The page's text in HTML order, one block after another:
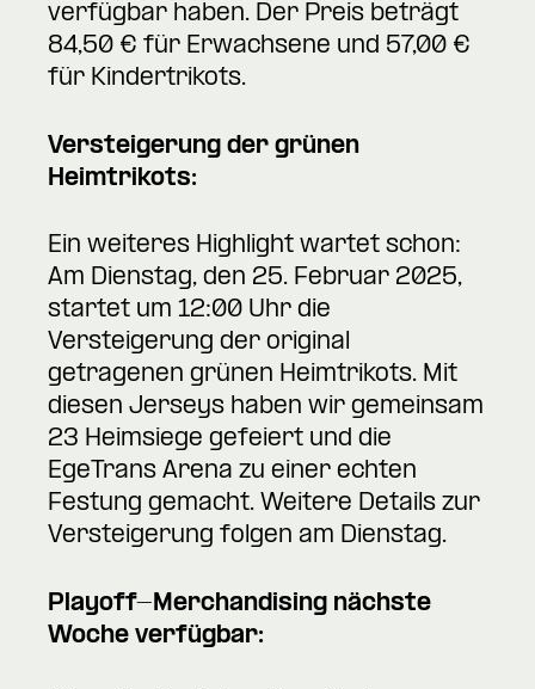
verfügbar haben. Der Preis beträgt
84,50 € für Erwachsene und 57,00 €
für Kindertrikots.
Versteigerung der grünen
Heimtrikots:
Ein weiteres Highlight wartet schon:
Am Dienstag, den 25. Februar 2025,
startet um 12:00 Uhr die
Versteigerung der original
getragenen grünen Heimtrikots. Mit
diesen Jerseys haben wir gemeinsam
23 Heimsiege gefeiert und die
EgeTrans Arena zu einer echten
Festung gemacht. Weitere Details zur
Versteigerung folgen am Dienstag.
Playoff-Merchandising nächste
Woche verfügbar: